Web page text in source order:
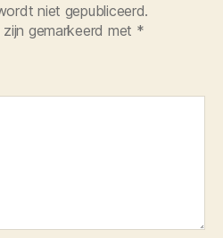
niet gepubliceerd.
gemarkeerd met *